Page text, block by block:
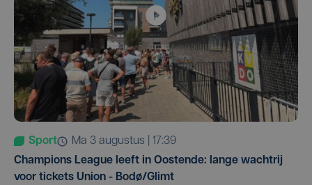
Sport
ma 3 augustus | 17:39
Champions League leeft in Oostende: lange wachtrij
voor tickets Union - Bodø/Glimt